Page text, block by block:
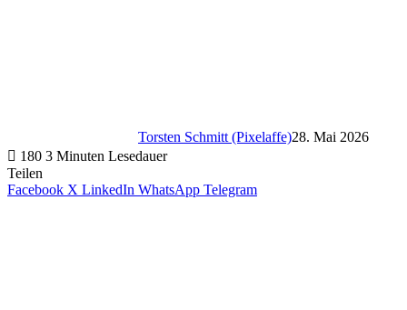
Torsten Schmitt (Pixelaffe)28. Mai 2026
180 3 Minuten Lesedauer
Teilen
Facebook X LinkedIn WhatsApp Telegram